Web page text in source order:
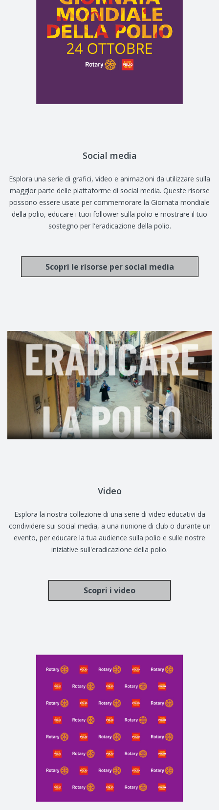
Social media
Esplora una serie di grafici, video e animazioni da utilizzare sulla
maggior parte delle piattaforme di social media. Queste risorse
possono essere usate per commemorare la Giornata mondiale
della polio, educare i tuoi follower sulla polio e mostrare il tuo
sostegno per l'eradicazione della polio.
Scopri le risorse per social media
Video
Esplora la nostra collezione di una serie di video educativi da
condividere sui social media, a una riunione di club o durante un
evento, per educare la tua audience sulla polio e sulle nostre
iniziative sull'eradicazione della polio.
Scopri i video